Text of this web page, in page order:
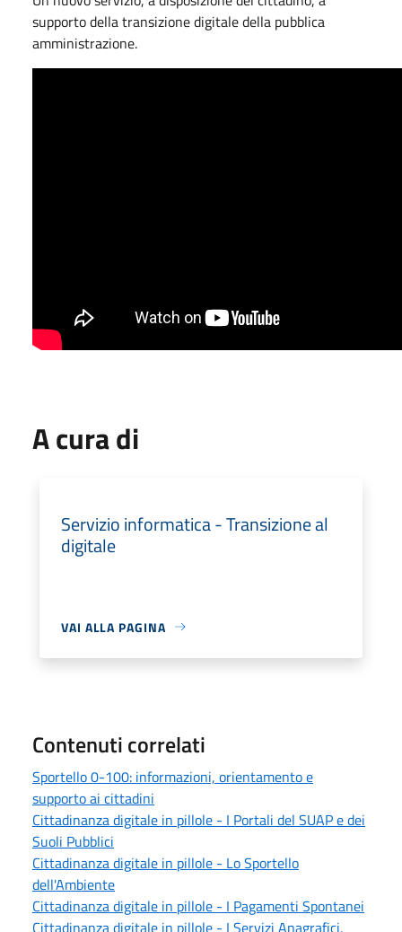
supporto della transizione digitale della pubblica
amministrazione.
A cura di
Servizio informatica - Transizione al
digitale
VAI ALLA PAGINA
Contenuti correlati
Sportello 0-100: informazioni, orientamento e
supporto ai cittadini
Cittadinanza digitale in pillole - I Portali del SUAP e dei
Suoli Pubblici
Cittadinanza digitale in pillole - Lo Sportello
dell'Ambiente
Cittadinanza digitale in pillole - I Pagamenti Spontanei
Cittadinanza digitale in pillole - I Servizi Anagrafici,